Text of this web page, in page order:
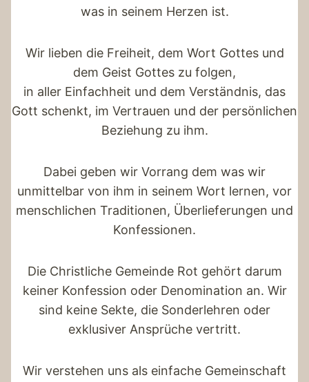
was in seinem Herzen ist.
Wir lieben die Freiheit, dem Wort Gottes und
dem Geist Gottes zu folgen,
in aller Einfachheit und dem Verständnis, das
Gott schenkt, im Vertrauen und der persönlichen
Beziehung zu ihm.
Dabei geben wir Vorrang dem was wir
unmittelbar von ihm in seinem Wort lernen, vor
menschlichen Traditionen, Überlieferungen und
Konfessionen.
Die Christliche Gemeinde Rot gehört darum
keiner Konfession oder Denomination an. Wir
sind keine Sekte, die Sonderlehren oder
exklusiver Ansprüche vertritt.
Wir verstehen uns als einfache Gemeinschaft